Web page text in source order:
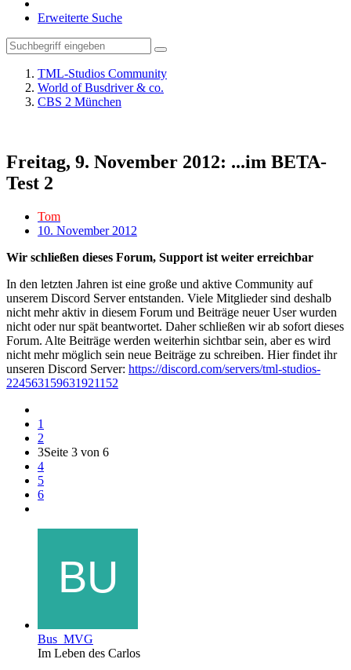
Erweiterte Suche
TML-Studios Community
World of Busdriver & co.
CBS 2 München
Freitag, 9. November 2012: ...im BETA-
Test 2
Tom
10. November 2012
Wir schließen dieses Forum, Support ist weiter erreichbar
In den letzten Jahren ist eine große und aktive Community auf
unserem Discord Server entstanden. Viele Mitglieder sind deshalb
nicht mehr aktiv in diesem Forum und Beiträge neuer User wurden
nicht oder nur spät beantwortet. Daher schließen wir ab sofort dieses
Forum. Alte Beiträge werden weiterhin sichtbar sein, aber es wird
nicht mehr möglich sein neue Beiträge zu schreiben. Hier findet ihr
unseren Discord Server: https://discord.com/servers/tml-studios-
224563159631921152
1
2
3Seite 3 von 6
4
5
6
Bus_MVG
Im Leben des Carlos